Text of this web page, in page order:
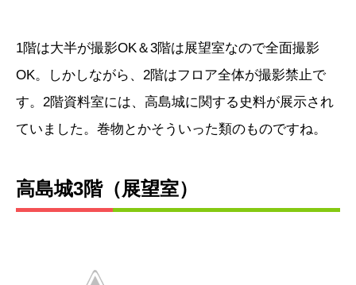
1階は大半が撮影OK＆3階は展望室なので全面撮影
OK。しかしながら、2階はフロア全体が撮影禁止で
す。2階資料室には、高島城に関する史料が展示され
ていました。巻物とかそういった類のものですね。
高島城3階（展望室）